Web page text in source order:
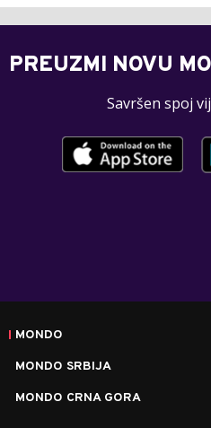
PREUZMI NOVU
Savršen spoj
MONDO
MONDO SRBIJA
MONDO CRNA GORA